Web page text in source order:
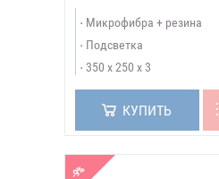
Микрофибра + резина
Подсветка
350 х 250 х 3
КУПИТЬ
-9%